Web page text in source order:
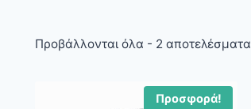
Προβάλλονται όλα - 2 αποτελέσματα
Προσφορά!